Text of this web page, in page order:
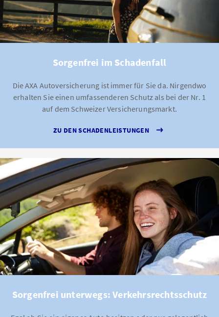
Sorgenfrei im Schadenfall
Die AXA Autoversicherung ist immer für Sie da. Nirgendwo
erhalten Sie einen umfassenderen Schutz als bei der Nr. 1
auf dem Schweizer Versicherungsmarkt.
ZU DEN SCHADENLEISTUNGEN
Sorgenfrei unterwegs: Verkehrsrechtsschutz